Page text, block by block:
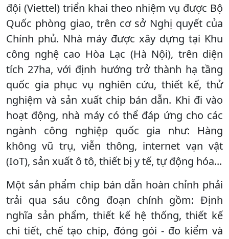
đội (Viettel) triển khai theo nhiệm vụ được Bộ
Quốc phòng giao, trên cơ sở Nghị quyết của
Chính phủ. Nhà máy được xây dựng tại Khu
công nghệ cao Hòa Lạc (Hà Nội), trên diện
tích 27ha, với định hướng trở thành hạ tầng
quốc gia phục vụ nghiên cứu, thiết kế, thử
nghiệm và sản xuất chip bán dẫn. Khi đi vào
hoạt động, nhà máy có thể đáp ứng cho các
ngành công nghiệp quốc gia như: Hàng
không vũ trụ, viễn thông, internet vạn vật
(IoT), sản xuất ô tô, thiết bị y tế, tự động hóa...
Một sản phẩm chip bán dẫn hoàn chỉnh phải
trải qua sáu công đoạn chính gồm: Định
nghĩa sản phẩm, thiết kế hệ thống, thiết kế
chi tiết, chế tạo chip, đóng gói - đo kiểm và